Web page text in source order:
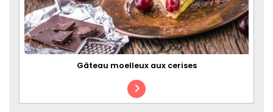
Gâteau moelleux aux cerises